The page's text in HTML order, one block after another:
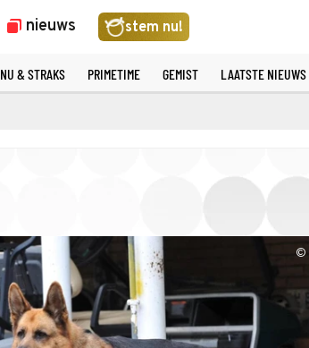
nieuws stem nu!
NU & STRAKS PRIMETIME GEMIST LAATSTE NIEUWS
©